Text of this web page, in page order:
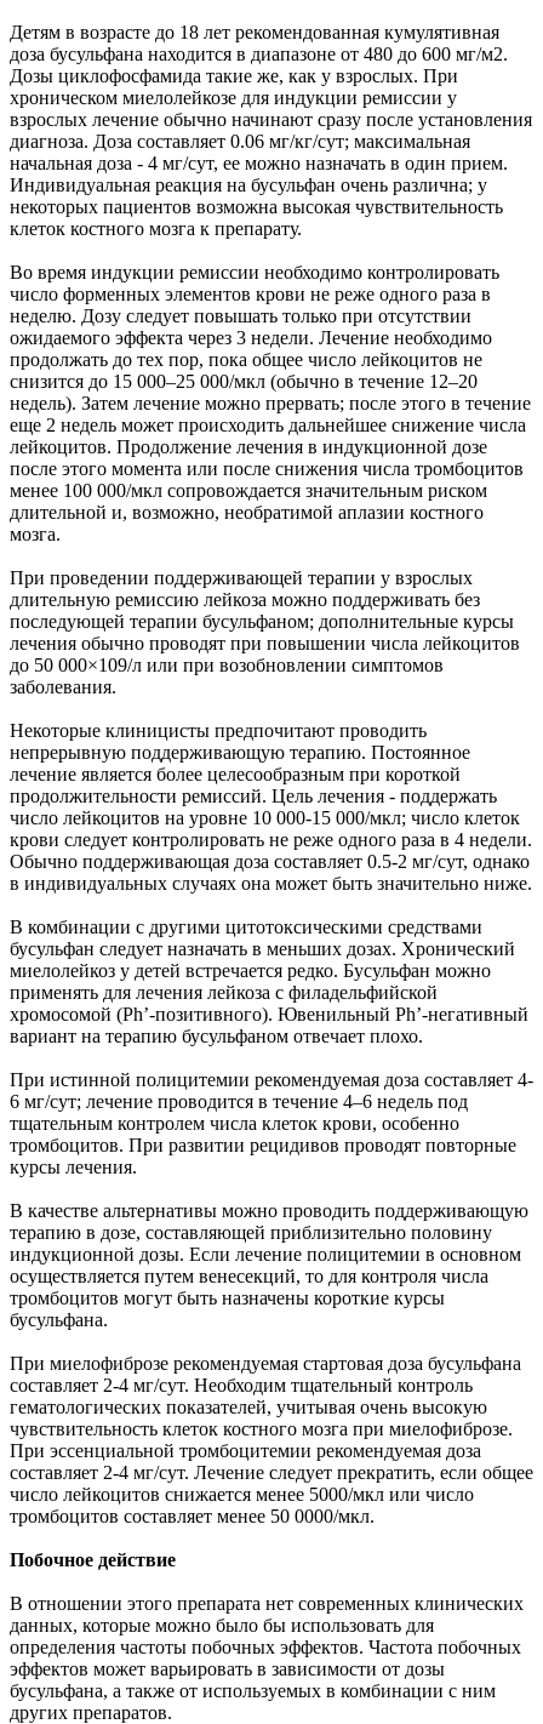
Детям в возрасте до 18 лет рекомендованная кумулятивная
доза бусульфана находится в диапазоне от 480 до 600 мг/м2.
Дозы циклофосфамида такие же, как у взрослых. При
хроническом миелолейкозе для индукции ремиссии у
взрослых лечение обычно начинают сразу после установления
диагноза. Доза составляет 0.06 мг/кг/сут; максимальная
начальная доза - 4 мг/сут, ее можно назначать в один прием.
Индивидуальная реакция на бусульфан очень различна; у
некоторых пациентов возможна высокая чувствительность
клеток костного мозга к препарату.
Во время индукции ремиссии необходимо контролировать
число форменных элементов крови не реже одного раза в
неделю. Дозу следует повышать только при отсутствии
ожидаемого эффекта через 3 недели. Лечение необходимо
продолжать до тех пор, пока общее число лейкоцитов не
снизится до 15 000–25 000/мкл (обычно в течение 12–20
недель). Затем лечение можно прервать; после этого в течение
еще 2 недель может происходить дальнейшее снижение числа
лейкоцитов. Продолжение лечения в индукционной дозе
после этого момента или после снижения числа тромбоцитов
менее 100 000/мкл сопровождается значительным риском
длительной и, возможно, необратимой аплазии костного
мозга.
При проведении поддерживающей терапии у взрослых
длительную ремиссию лейкоза можно поддерживать без
последующей терапии бусульфаном; дополнительные курсы
лечения обычно проводят при повышении числа лейкоцитов
до 50 000×109/л или при возобновлении симптомов
заболевания.
Некоторые клиницисты предпочитают проводить
непрерывную поддерживающую терапию. Постоянное
лечение является более целесообразным при короткой
продолжительности ремиссий. Цель лечения - поддержать
число лейкоцитов на уровне 10 000-15 000/мкл; число клеток
крови следует контролировать не реже одного раза в 4 недели.
Обычно поддерживающая доза составляет 0.5-2 мг/сут, однако
в индивидуальных случаях она может быть значительно ниже.
В комбинации с другими цитотоксическими средствами
бусульфан следует назначать в меньших дозах. Хронический
миелолейкоз у детей встречается редко. Бусульфан можно
применять для лечения лейкоза с филадельфийской
хромосомой (Ph’-позитивного). Ювенильный Ph’-негативный
вариант на терапию бусульфаном отвечает плохо.
При истинной полицитемии рекомендуемая доза составляет 4-
6 мг/сут; лечение проводится в течение 4–6 недель под
тщательным контролем числа клеток крови, особенно
тромбоцитов. При развитии рецидивов проводят повторные
курсы лечения.
В качестве альтернативы можно проводить поддерживающую
терапию в дозе, составляющей приблизительно половину
индукционной дозы. Если лечение полицитемии в основном
осуществляется путем венесекций, то для контроля числа
тромбоцитов могут быть назначены короткие курсы
бусульфана.
При миелофиброзе рекомендуемая стартовая доза бусульфана
составляет 2-4 мг/сут. Необходим тщательный контроль
гематологических показателей, учитывая очень высокую
чувствительность клеток костного мозга при миелофиброзе.
При эссенциальной тромбоцитемии рекомендуемая доза
составляет 2-4 мг/сут. Лечение следует прекратить, если общее
число лейкоцитов снижается менее 5000/мкл или число
тромбоцитов составляет менее 50 0000/мкл.
Побочное действие
В отношении этого препарата нет современных клинических
данных, которые можно было бы использовать для
определения частоты побочных эффектов. Частота побочных
эффектов может варьировать в зависимости от дозы
бусульфана, а также от используемых в комбинации с ним
других препаратов.